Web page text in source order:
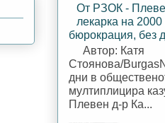
От РЗОК -
лекарка на
бюрокрация, без
Автор: Катя
Стоянова/
дни в
мултиплицира
Плевен д-р Ка...